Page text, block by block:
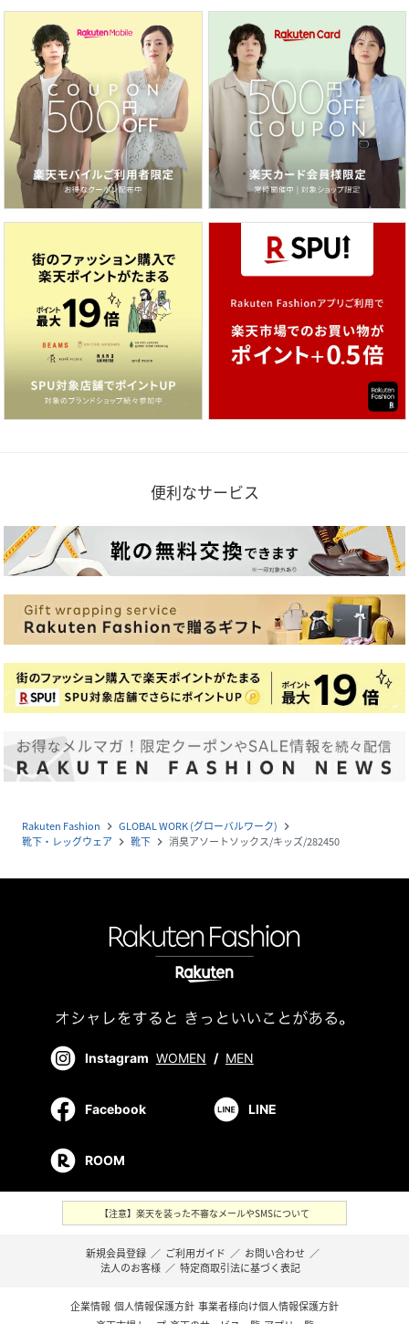
便利なサービス
Rakuten Fashion navigate_next GLOBAL WORK (グローバルワーク) navigate_next
靴下・レッグウェア navigate_next 靴下 navigate_next 消臭アソートソックス/キッズ/282450
Instagram WOMEN / MEN
Facebook LINE
ROOM
【注意】楽天を装った不審なメールやSMSについて
新規会員登録 ／ ご利用ガイド ／ お問い合わせ ／
法人のお客様 ／ 特定商取引法に基づく表記
企業情報 個人情報保護方針 事業者様向け個人情報保護方針